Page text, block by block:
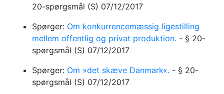
20-spørgsmål (S) 07/12/2017
Spørger: Om konkurrencemæssig ligestilling
mellem offentlig og privat produktion. - § 20-
spørgsmål (S) 07/12/2017
Spørger: Om »det skæve Danmark«. - § 20-
spørgsmål (S) 07/12/2017